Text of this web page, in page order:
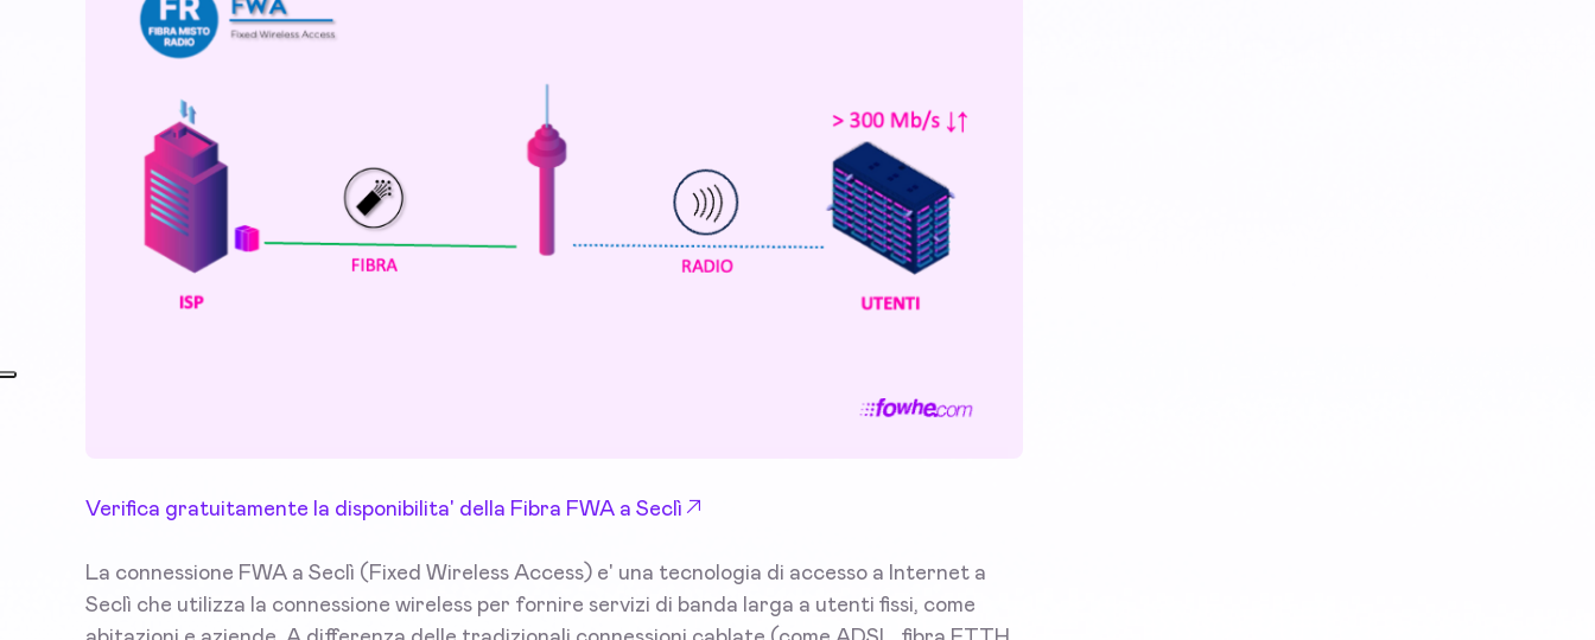
Verifica gratuitamente la disponibilita' della Fibra FWA a Seclì
La connessione FWA a Seclì (Fixed Wireless Access) e' una tecnologia di accesso a Internet a
Seclì che utilizza la connessione wireless per fornire servizi di banda larga a utenti fissi, come